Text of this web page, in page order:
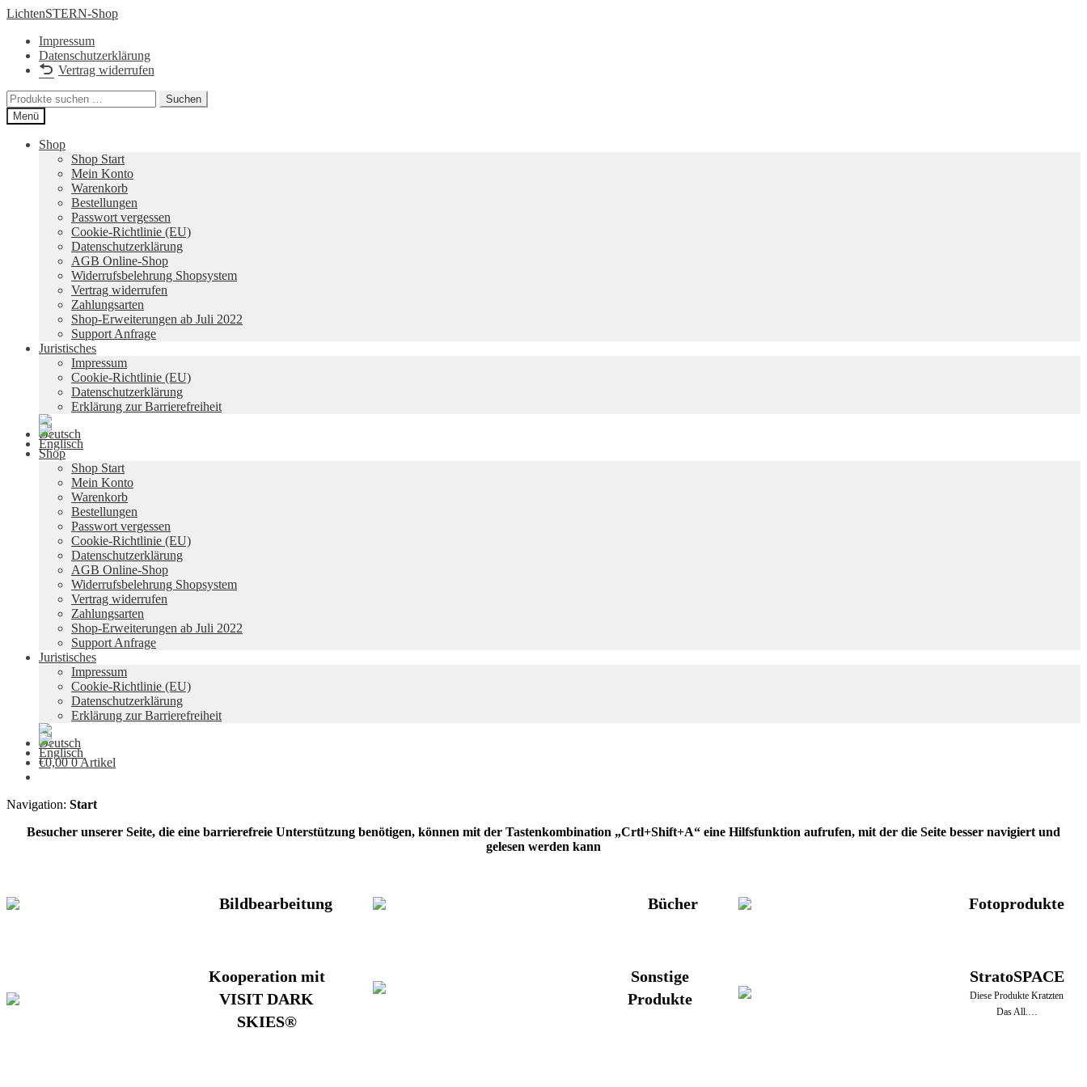
Zur
springen
Zum
springen
LichtenSTERN-Shop
Impressum
Datenschutzerklärung
Vertrag widerrufen
Suchen
nach:
Suchen
Menü
Shop
Shop Start
Mein Konto
Warenkorb
Bestellungen
Passwort vergessen
Cookie-Richtlinie (EU)
Datenschutzerklärung
AGB Online-Shop
Widerrufsbelehrung Shopsystem
Vertrag widerrufen
Zahlungsarten
Shop-Erweiterungen ab Juli 2022
Support Anfrage
Juristisches
Impressum
Cookie-Richtlinie (EU)
Datenschutzerklärung
Erklärung zur Barrierefreiheit
Shop
Shop Start
Mein Konto
Warenkorb
Bestellungen
Passwort vergessen
Cookie-Richtlinie (EU)
Datenschutzerklärung
AGB Online-Shop
Widerrufsbelehrung Shopsystem
Vertrag widerrufen
Zahlungsarten
Shop-Erweiterungen ab Juli 2022
Support Anfrage
Juristisches
Impressum
Cookie-Richtlinie (EU)
Datenschutzerklärung
Erklärung zur Barrierefreiheit
€0,00 0 Artikel
Navigation: Start
Besucher unserer Seite, die eine barrierefreie Unterstützung benötigen, können mit der Tastenkombination „Crtl+Shift+A“ eine Hilfsfunktion aufrufen, mit der die Seite besser navigiert und
gelesen werden kann
Bildbearbeitung Bücher Fotoprodukte
Kooperation mit
VISIT DARK
SKIES®
Sonstige
Produkte
StratoSPACE
Diese Produkte Kratzten
Das All.…